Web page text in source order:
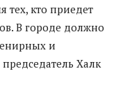
тех, кто приедет
В городе должно
и
Халк